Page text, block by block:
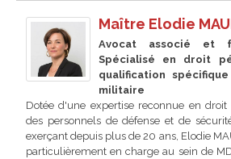
Maître Elodie
Avocat associé et
Spécialisé en droit
qualification
militaire
Dotée d'une expertise reconnue en droit
des personnels de défense et de
exerçant depuis plus de 20 ans, Elodie
particulièrement en charge au sein de